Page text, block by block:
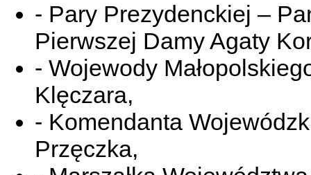
- Pary Prezydenckiej –
Pierwszej Damy Agaty
- Wojewody
Klęczara,
- Komendanta
Przęczka,